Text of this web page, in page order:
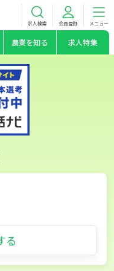
求人検索 会員登録 メニュー
農業を知る 求人特集
る